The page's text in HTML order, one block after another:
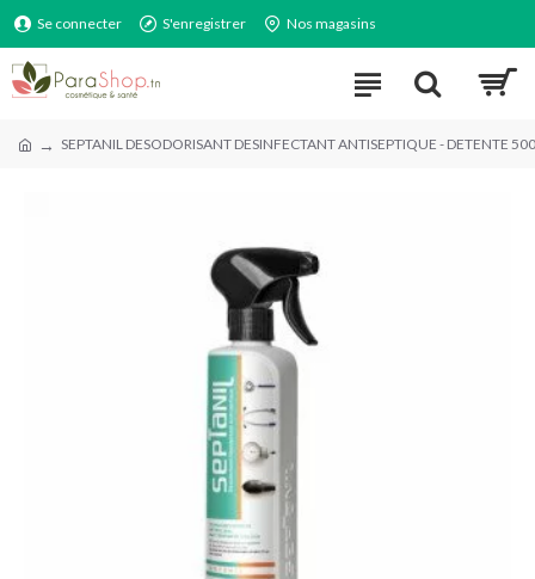
Se connecter S'enregistrer Nos magasins
SEPTANIL DESODORISANT DESINFECTANT ANTISEPTIQUE - DETENTE